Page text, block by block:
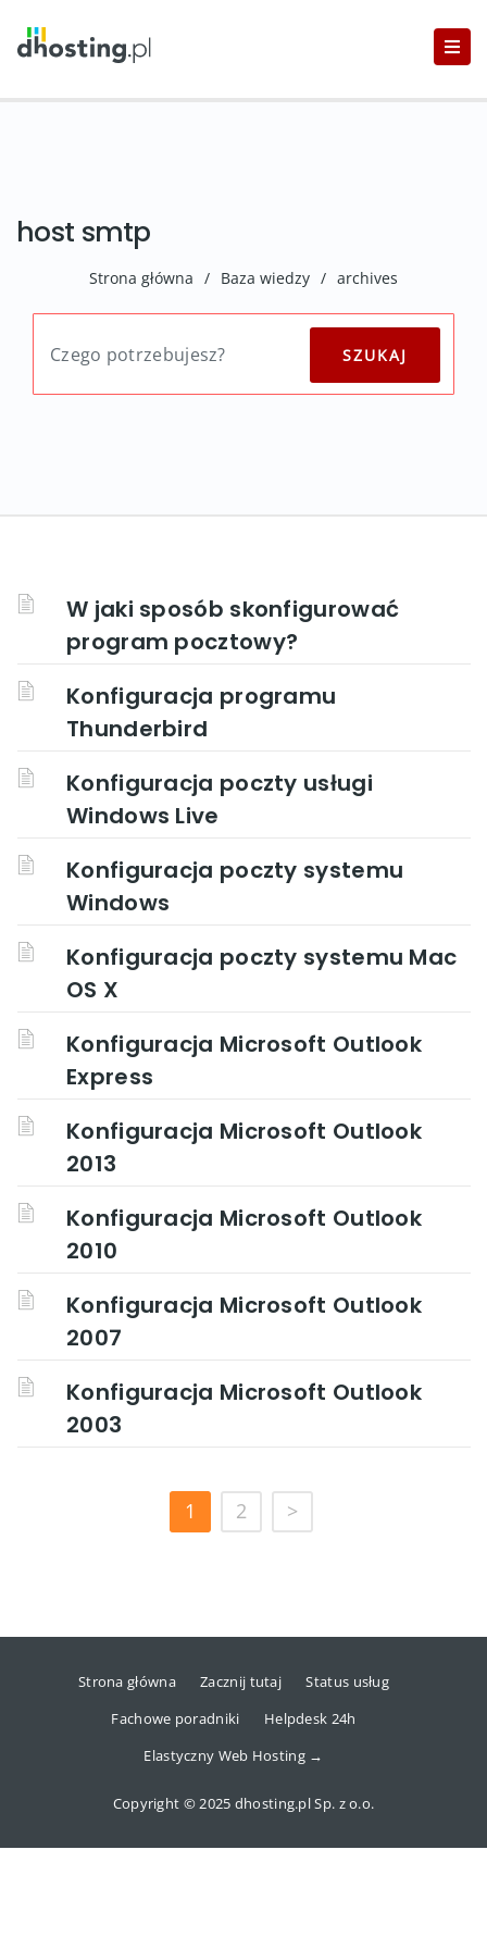
host smtp
Strona główna / Baza wiedzy / archives
W jaki sposób skonfigurować
program pocztowy?
Konfiguracja programu
Thunderbird
Konfiguracja poczty usługi
Windows Live
Konfiguracja poczty systemu
Windows
Konfiguracja poczty systemu Mac
OS X
Konfiguracja Microsoft Outlook
Express
Konfiguracja Microsoft Outlook
2013
Konfiguracja Microsoft Outlook
2010
Konfiguracja Microsoft Outlook
2007
Konfiguracja Microsoft Outlook
2003
1 2 >
Strona główna Zacznij tutaj
Status usług
Fachowe poradniki
Helpdesk 24h
Elastyczny Web Hosting →
Copyright © 2025 dhosting.pl Sp. z o.o.